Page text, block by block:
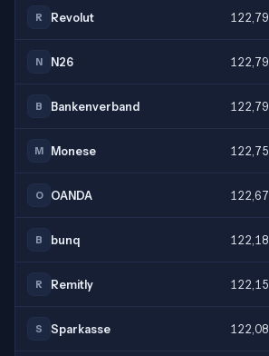
R Revolut 122,79
N N26 122,79
B Bankenverband 122,79
M Monese 122,75
O OANDA 122,67
B bunq 122,18
R Remitly 122,15
S Sparkasse 122,08